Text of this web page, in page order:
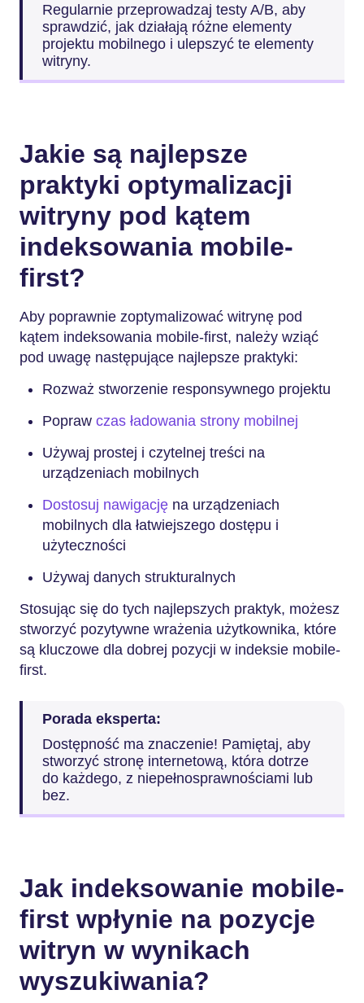
Regularnie przeprowadzaj testy A/B, aby
sprawdzić, jak działają różne elementy
projektu mobilnego i ulepszyć te elementy
witryny.
Jakie są najlepsze
praktyki optymalizacji
witryny pod kątem
indeksowania mobile-
first?
Aby poprawnie zoptymalizować witrynę pod
kątem indeksowania mobile-first, należy wziąć
pod uwagę następujące najlepsze praktyki:
Rozważ stworzenie responsywnego projektu
Popraw czas ładowania strony mobilnej
Używaj prostej i czytelnej treści na
urządzeniach mobilnych
Dostosuj nawigację na urządzeniach
mobilnych dla łatwiejszego dostępu i
użyteczności
Używaj danych strukturalnych
Stosując się do tych najlepszych praktyk, możesz
stworzyć pozytywne wrażenia użytkownika, które
są kluczowe dla dobrej pozycji w indeksie mobile-
first.
Porada eksperta:
Dostępność ma znaczenie! Pamiętaj, aby
stworzyć stronę internetową, która dotrze
do każdego, z niepełnosprawnościami lub
bez.
Jak indeksowanie mobile-
first wpłynie na pozycje
witryn w wynikach
wyszukiwania?